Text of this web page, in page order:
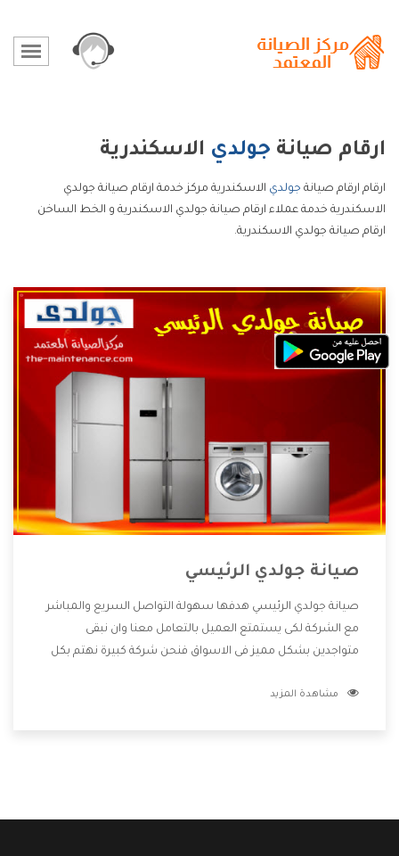
ارقام صيانة جولدي الاسكندرية
ارقام ارقام صيانة جولدي الاسكندرية مركز خدمة ارقام صيانة جولدي
الاسكندرية خدمة عملاء ارقام صيانة جولدي الاسكندرية و الخط الساخن
ارقام صيانة جولدي الاسكندرية.
صيانة جولدي الرئيسي
صيانة جولدي الرئيسي هدفها سهولة التواصل السريع والمباشر
مع الشركة لكى يستمتع العميل بالتعامل معنا وان نبقى
متواجدين بشكل مميز فى الاسواق فنحن شركة كبيرة نهتم بكل
الشركة بها والتى تكون منها خدمة الصيانة التى تكون من أهم
مشاهدة المزيد